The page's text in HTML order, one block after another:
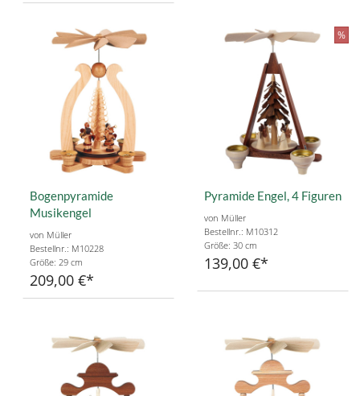
Bogenpyramide
Musikengel
von Müller
Bestellnr.: M10228
Größe: 29 cm
209,00 €
%
Pyramide Engel, 4 Figuren
von Müller
Bestellnr.: M10312
Größe: 30 cm
139,00 €